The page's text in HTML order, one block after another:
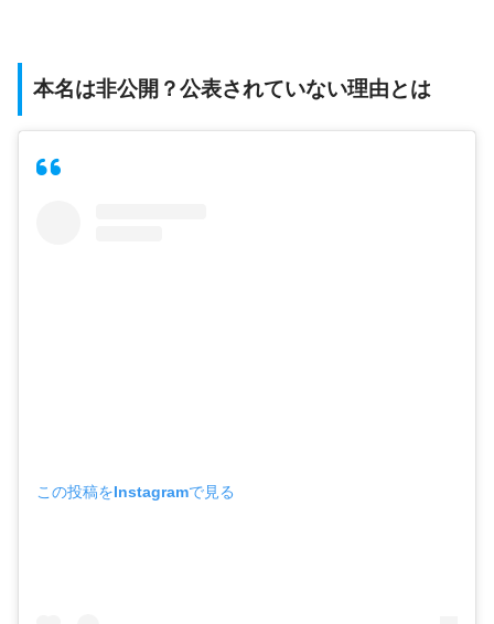
本名は非公開？公表されていない理由とは
この投稿をInstagramで見る